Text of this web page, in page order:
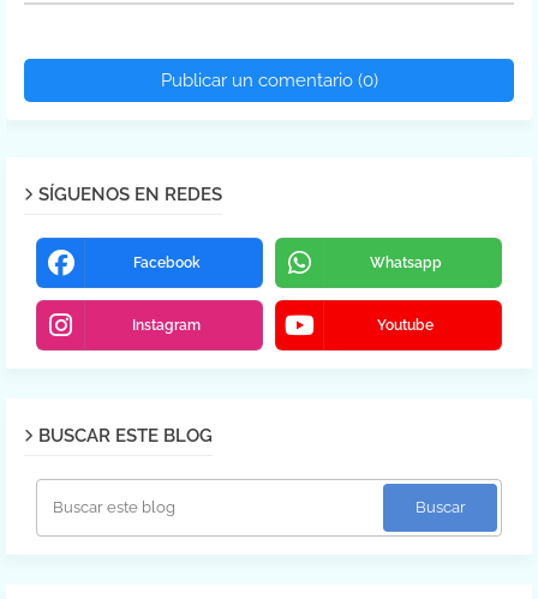
Publicar un comentario (0)
SÍGUENOS EN REDES
Facebook Whatsapp
Instagram Youtube
BUSCAR ESTE BLOG